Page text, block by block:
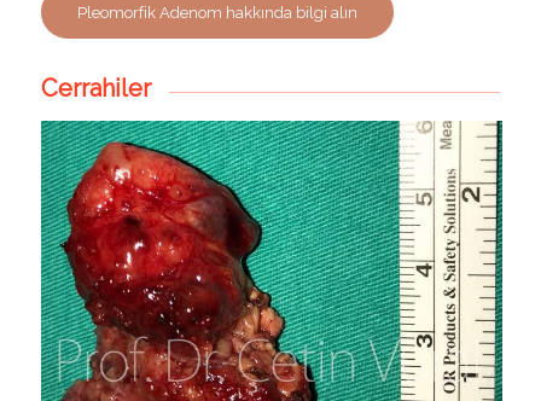
Pleomorfik Adenom hakkında bilgi alın
Cerrahiler